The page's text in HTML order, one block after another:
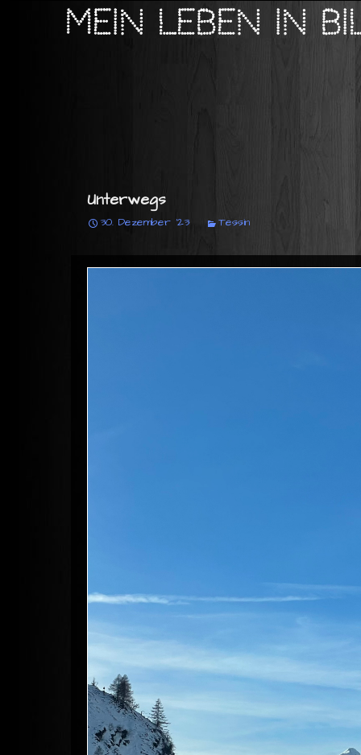
Mein Leben in
Unterwegs
30. Dezember '23 Tessin